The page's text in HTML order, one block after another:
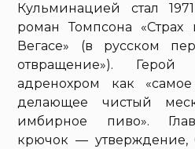
Кульминацией стал
роман Томпсона
Вегасе» (в русском
отвращение»). Герой
адренохром как
делающее чистый
имбирное пиво».
крючок — утверждение,